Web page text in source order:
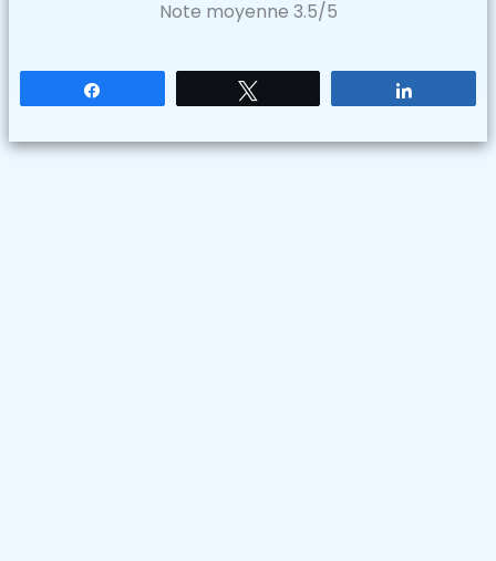
Note moyenne 3.5/5